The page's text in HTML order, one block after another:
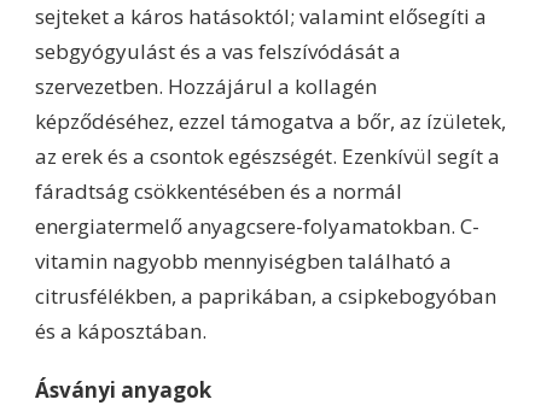
sejteket a káros hatásoktól; valamint elősegíti a
sebgyógyulást és a vas felszívódását a
szervezetben. Hozzájárul a kollagén
képződéséhez, ezzel támogatva a bőr, az ízületek,
az erek és a csontok egészségét. Ezenkívül segít a
fáradtság csökkentésében és a normál
energiatermelő anyagcsere-folyamatokban. C-
vitamin nagyobb mennyiségben található a
citrusfélékben, a paprikában, a csipkebogyóban
és a káposztában.
Ásványi anyagok